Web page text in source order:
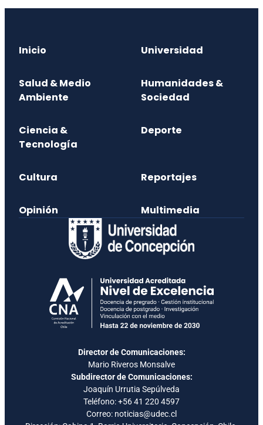
Inicio Universidad
Salud & Medio
Ambiente
Humanidades &
Sociedad
Ciencia &
Tecnología
Deporte
Cultura Reportajes
Opinión Multimedia
Director de Comunicaciones:
Mario Riveros Monsalve
Subdirector de Comunicaciones:
Joaquín Urrutia Sepúlveda
Teléfono:+56 41 220 4597
Correo: noticias@udec.cl